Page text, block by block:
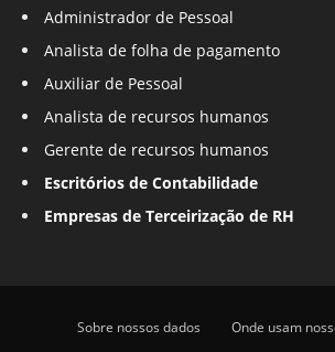
Administrador de Pessoal
Analista de folha de pagamento
Auxiliar de Pessoal
Analista de recursos humanos
Gerente de recursos humanos
Escritórios de Contabilidade
Empresas de Terceirização de RH
Sobre nossos dados Onde usam